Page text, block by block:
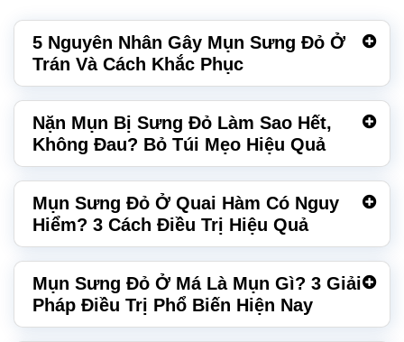
5 Nguyên Nhân Gây Mụn Sưng Đỏ Ở
Trán Và Cách Khắc Phục
Nặn Mụn Bị Sưng Đỏ Làm Sao Hết,
Không Đau? Bỏ Túi Mẹo Hiệu Quả
Mụn Sưng Đỏ Ở Quai Hàm Có Nguy
Hiểm? 3 Cách Điều Trị Hiệu Quả
Mụn Sưng Đỏ Ở Má Là Mụn Gì? 3 Giải
Pháp Điều Trị Phổ Biến Hiện Nay